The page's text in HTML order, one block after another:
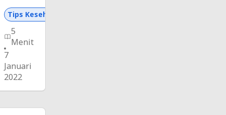
Tips Kesehatan dan Asuransi
5
Menit
7
Januari
2022